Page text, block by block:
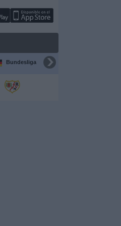
Bundesliga Supercopa de España